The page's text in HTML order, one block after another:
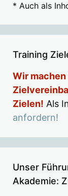
* Auch als
Training
Wir
Zielen! Als
anfordern!
Unser
Akademie: